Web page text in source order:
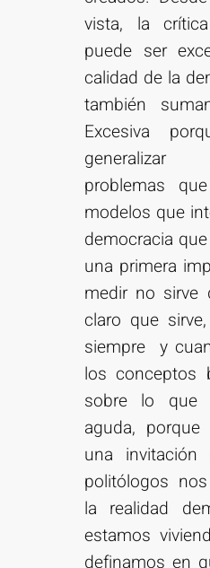
vista, la
puede ser
calidad de la
también
Excesiva
problemas
modelos que
democracia
una primera
medir no sirve
claro que
siempre y
los conceptos
sobre lo que
aguda,
una
politólogos
la realidad
estamos
definamos en